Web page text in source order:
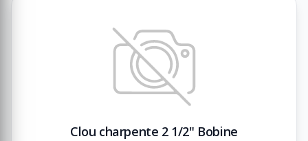
Clou charpente 2 1/2" Bobine